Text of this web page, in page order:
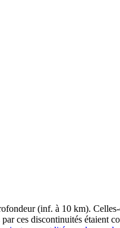
(inf. à 10 km).
ces discontinuités étaient